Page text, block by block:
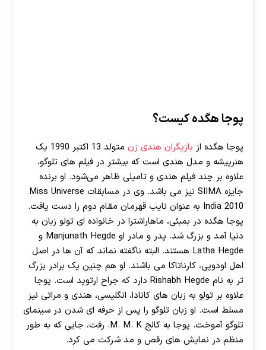
پوجا هگده کیست؟
پوجا هگده از بازیگران هندی زن
متولد 13 اکتبر 1990 یک
هنرپیشه و مدل هندی است که بیشتر در فیلم‌ های تلوگو،
علاوه بر چند فیلم هندی و تامیلی ظاهر می‌شود. او برنده
جایزه SIIMA نیز می باشد. وی در مسابقات Miss Universe
India 2010 به عنوان نایب قهرمان مقام دوم را دست یافت.
پوجا هگده در بمبئی، ماهاراشترا در خانواده ای تولو زبان به
دنیا آمد و بزرگ شد. پدر و مادر او Manjunath Hegde و
Latha Hegde هستند. البته ناگفته نماند که آن ها در اصل
اهل اودوپی، کارناتاکا می باشند. او هم چنین یک برادر بزرگ
تر به نام Rishabh Hegde دارد که جراح ارتوپد است. پوجا
علاوه بر تولو به زبان های کانادا، انگلیسی، هندی و مراتی نیز
مسلط است. او زبان تلوگو را پس از حرفه ای شدن در سینمای
تلوگو آموخت. پوجا به کالج M. M. K. رفت، جایی که به طور
منظم در نمایش های رقص و مد شرکت می کرد.